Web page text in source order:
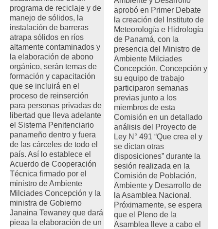
programa de reciclaje y de
manejo de sólidos, la
instalación de barreras
atrapa sólidos en ríos
altamente contaminados y
la elaboración de abono
orgánico, serán temas de
formación y capacitación
que se incluirá en el
proceso de reinserción
para personas privadas de
libertad que lleva adelante
el Sistema Penitenciario
panameño dentro y fuera
de las cárceles de todo el
país. Así lo establece el
Acuerdo de Cooperación
Técnica firmado por el
ministro de Ambiente
Milciades Concepción y la
ministra de Gobierno
Janaina Tewaney que dará
pieaa la elaboración de un
aprobó en Primer Debate
la creación del Instituto de
Meteorología e Hidrología
de Panamá, con la
presencia del Ministro de
Ambiente Milciades
Concepción. Concepción y
su equipo de trabajo
participaron semanas
previas junto a los
miembros de esta
Comisión en un detallado
análisis del Proyecto de
Ley N° 491 “Que crea el y
se dictan otras
disposiciones” durante la
sesión realizada en la
Comisión de Población,
Ambiente y Desarrollo de
la Asamblea Nacional.
Próximamente, se espera
que el Pleno de la
Asamblea lleve a cabo el